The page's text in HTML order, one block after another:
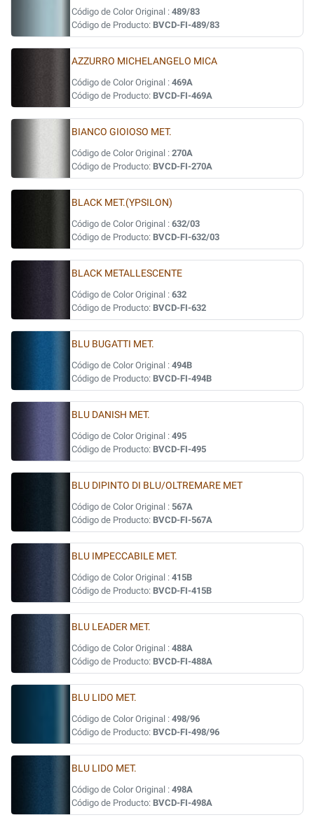
Código de Color Original : 489/83
Código de Producto: BVCD-FI-489/83
AZZURRO MICHELANGELO MICA
Código de Color Original : 469A
Código de Producto: BVCD-FI-469A
BIANCO GIOIOSO MET.
Código de Color Original : 270A
Código de Producto: BVCD-FI-270A
BLACK MET.(YPSILON)
Código de Color Original : 632/03
Código de Producto: BVCD-FI-632/03
BLACK METALLESCENTE
Código de Color Original : 632
Código de Producto: BVCD-FI-632
BLU BUGATTI MET.
Código de Color Original : 494B
Código de Producto: BVCD-FI-494B
BLU DANISH MET.
Código de Color Original : 495
Código de Producto: BVCD-FI-495
BLU DIPINTO DI BLU/OLTREMARE MET
Código de Color Original : 567A
Código de Producto: BVCD-FI-567A
BLU IMPECCABILE MET.
Código de Color Original : 415B
Código de Producto: BVCD-FI-415B
BLU LEADER MET.
Código de Color Original : 488A
Código de Producto: BVCD-FI-488A
BLU LIDO MET.
Código de Color Original : 498/96
Código de Producto: BVCD-FI-498/96
BLU LIDO MET.
Código de Color Original : 498A
Código de Producto: BVCD-FI-498A